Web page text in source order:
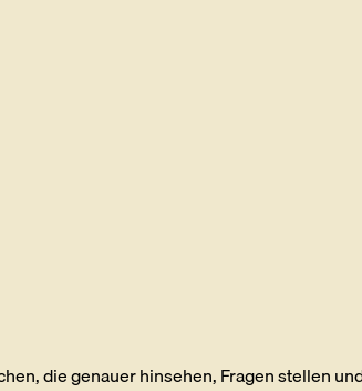
die genauer hinsehen, Fragen stellen